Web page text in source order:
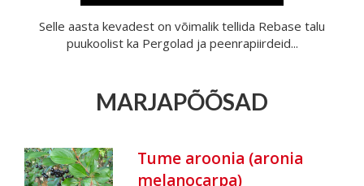
Selle aasta kevadest on võimalik tellida Rebase talu
puukoolist ka Pergolad ja peenrapiirdeid...
MARJAPÕÕSAD
Tume aroonia (aronia
melanocarpa)